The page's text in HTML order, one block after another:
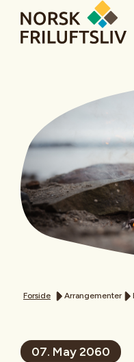
Forside Arrangementer
07. May 2060